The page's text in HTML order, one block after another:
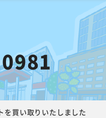
を買い取りいたしました